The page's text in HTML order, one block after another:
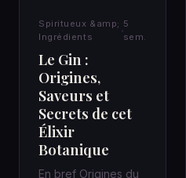
Spiritueux &amp;
Ingrédients
5
sem.
Le Gin :
Origines,
Saveurs et
Secrets de cet
Élixir
Botanique
En bref Origines du